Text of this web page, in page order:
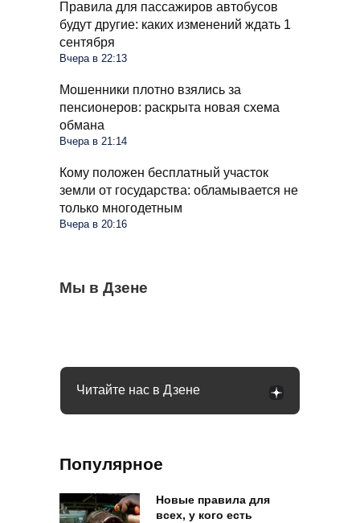
Правила для пассажиров автобусов
будут другие: каких изменений ждать 1
сентября
Вчера в 22:13
Мошенники плотно взялись за
пенсионеров: раскрыта новая схема
обмана
Вчера в 21:14
Кому положен бесплатный участок
земли от государства: обламывается не
только многодетным
Вчера в 20:16
Мы в Дзене
Через сколько дней после дождя идти в
лес за грибами: что говорят опытные
Гаишник попросил «дунуть» в трубочку:
Плацкарты в РЖД теперь другие: что
Читайте нас в Дзене
Популярное
Новые правила для
всех, у кого есть